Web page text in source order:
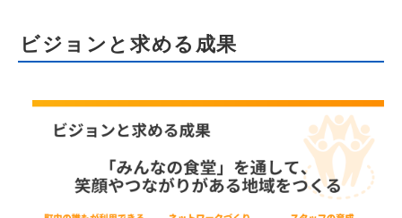
ビジョンと求める成果